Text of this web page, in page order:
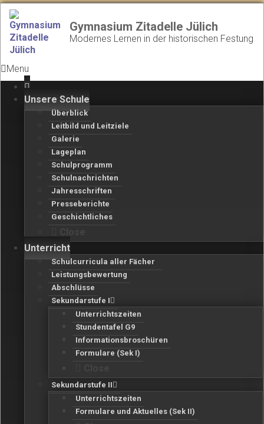
Gymnasium Zitadelle Jülich
Modernes Lernen in der historischen Festung
Menu
Unsere Schule
Überblick
Leitbild und Leitziele
Galerie
Lageplan
Schulprogramm
Schulnachrichten
Jahresschriften
Presseberichte
Geschichtliches
Unterricht
Schulcurricula aller Fächer
Leistungsbewertung
Abschlüsse
Sekundarstufe I
Unterrichtszeiten
Stundentafel G9
Informationsbroschüren
Formulare (Sek I)
Sekundarstufe II
Unterrichtszeiten
Formulare und Aktuelles (Sek II)